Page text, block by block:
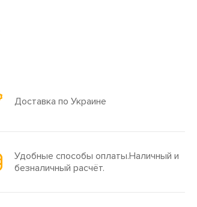
Доставка по Украине
Удобные способы оплаты.Наличный и
безналичный расчёт.